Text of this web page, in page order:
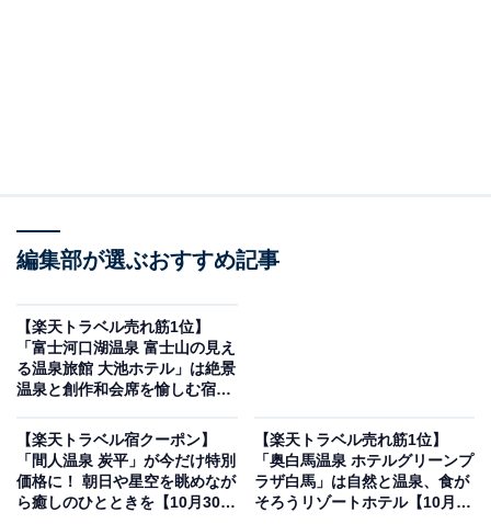
画像出典：楽天トラベル
特別価格で宿泊可能です。
楽天トラベルでホテルを見る
編集部が選ぶおすすめ記事
【楽天トラベル売れ筋1位】
「富士河口湖温泉 富士山の見え
る温泉旅館 大池ホテル」は絶景
温泉と創作和会席を愉しむ宿
【楽天トラベル宿クーポン】
「間人温泉 炭平」が今だけ特別
価格に！ 朝日や星空を眺めなが
ら癒しのひとときを【10月30
【楽天トラベル売れ筋1位】
「奥白馬温泉 ホテルグリーンプ
ラザ白馬」は自然と温泉、食が
そろうリゾートホテル【10月30